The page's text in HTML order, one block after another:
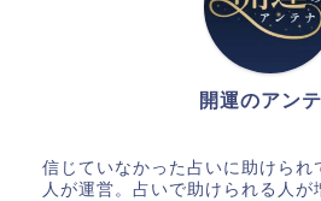
開運のアン
信じていなかった占いに助けられ
人が運営。占いで助けられる人が